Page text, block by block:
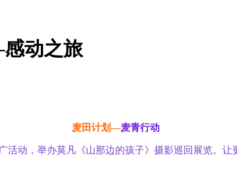
动之旅
麦田计划—麦青行动
活动，举办莫凡《山那边的孩子》摄影巡回展览。